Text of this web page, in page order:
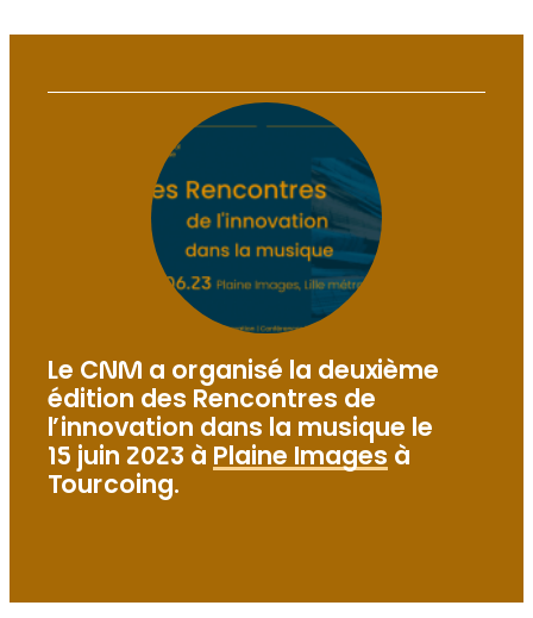
Le CNM a organisé la deuxième
édition des Rencontres de
l’innovation dans la musique le
15 juin 2023 à Plaine Images à
Tourcoing.